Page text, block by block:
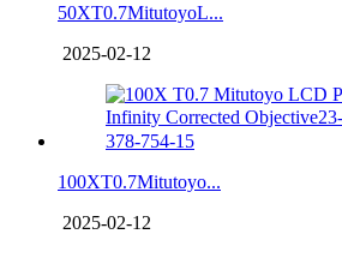
50XT0.7MitutoyoL...
2025-02-12
100XT0.7Mitutoyo...
2025-02-12